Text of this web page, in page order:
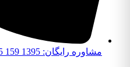
مشاوره رایگان: 1395 159 0935